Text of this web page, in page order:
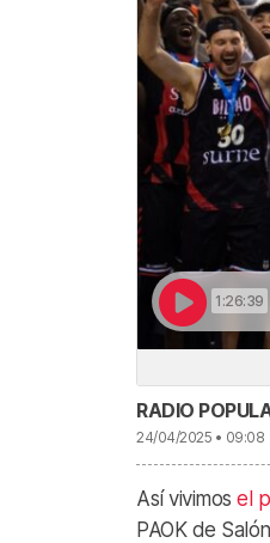
1:26:39
RADIO
24/04/2025 • 09:08
Así vivimos el
PAOK de